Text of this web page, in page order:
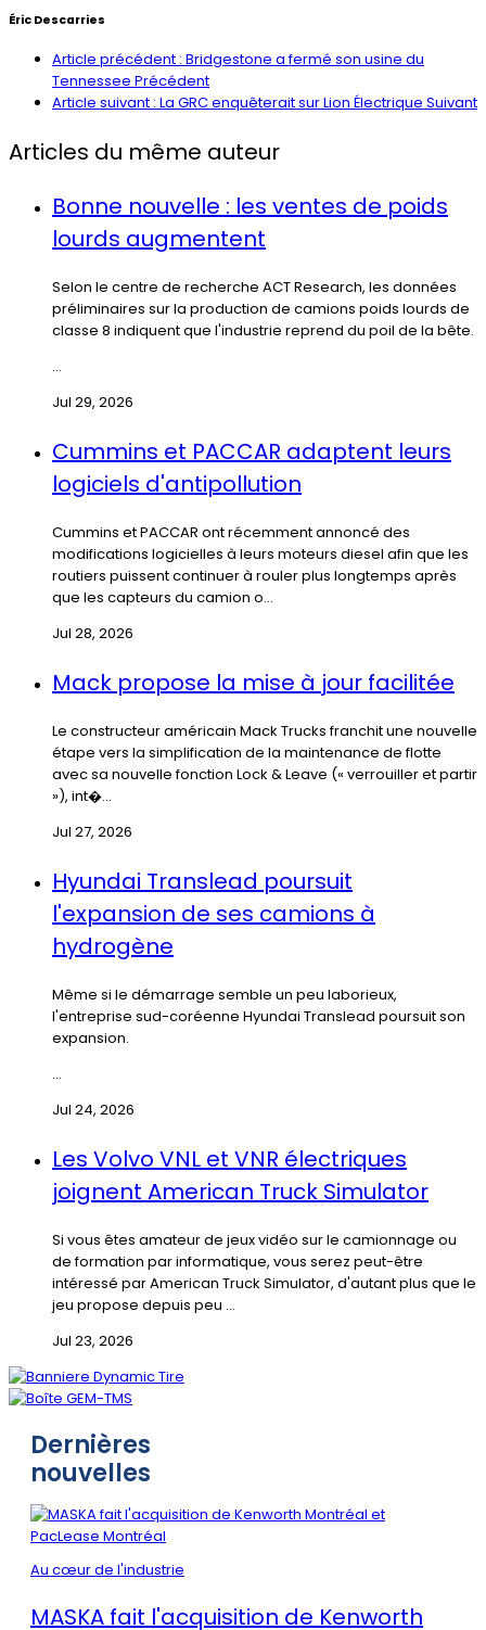
Éric Descarries
Article précédent : Bridgestone a fermé son usine du
Tennessee Précédent
Article suivant : La GRC enquêterait sur Lion Électrique Suivant
Articles du même auteur
Bonne nouvelle : les ventes de poids
lourds augmentent
Selon le centre de recherche ACT Research, les données
préliminaires sur la production de camions poids lourds de
classe 8 indiquent que l'industrie reprend du poil de la bête.
...
Jul 29, 2026
Cummins et PACCAR adaptent leurs
logiciels d'antipollution
Cummins et PACCAR ont récemment annoncé des
modifications logicielles à leurs moteurs diesel afin que les
routiers puissent continuer à rouler plus longtemps après
que les capteurs du camion o...
Jul 28, 2026
Mack propose la mise à jour facilitée
Le constructeur américain Mack Trucks franchit une nouvelle
étape vers la simplification de la maintenance de flotte
avec sa nouvelle fonction Lock & Leave (« verrouiller et partir
»), int�...
Jul 27, 2026
Hyundai Translead poursuit
l'expansion de ses camions à
hydrogène
Même si le démarrage semble un peu laborieux,
l'entreprise sud-coréenne Hyundai Translead poursuit son
expansion.
...
Jul 24, 2026
Les Volvo VNL et VNR électriques
joignent American Truck Simulator
Si vous êtes amateur de jeux vidéo sur le camionnage ou
de formation par informatique, vous serez peut-être
intéressé par American Truck Simulator, d'autant plus que le
jeu propose depuis peu ...
Jul 23, 2026
Dernières
nouvelles
Au cœur de l'industrie
MASKA fait l'acquisition de Kenworth